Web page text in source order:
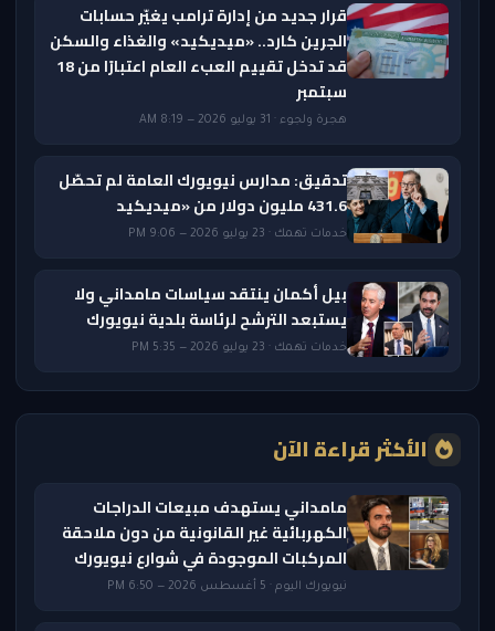
قرار جديد من إدارة ترامب يغيّر حسابات
الجرين كارد.. «ميديكيد» والغذاء والسكن
قد تدخل تقييم العبء العام اعتبارًا من 18
سبتمبر
هجرة ولجوء · 31 يوليو 2026 — 8:19 AM
تدقيق: مدارس نيويورك العامة لم تحصّل
431.6 مليون دولار من «ميديكيد
خدمات تهمك · 23 يوليو 2026 — 9:06 PM
بيل أكمان ينتقد سياسات مامداني ولا
يستبعد الترشح لرئاسة بلدية نيويورك
خدمات تهمك · 23 يوليو 2026 — 5:35 PM
الأكثر قراءة الآن
مامداني يستهدف مبيعات الدراجات
الكهربائية غير القانونية من دون ملاحقة
المركبات الموجودة في شوارع نيويورك
نيويورك اليوم · 5 أغسطس 2026 — 6:50 PM